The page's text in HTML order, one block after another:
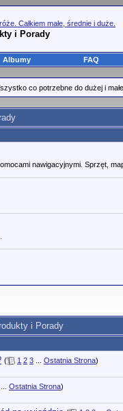
Całkiem małe, średnie i duże.
i Porady
Albumy FAQ
co potrzebne do dużej i
nawigacyjnymi. Sprzęt,
i Porady
( 1 2 3 Ostatnia Strona)
Ostatnia Strona)